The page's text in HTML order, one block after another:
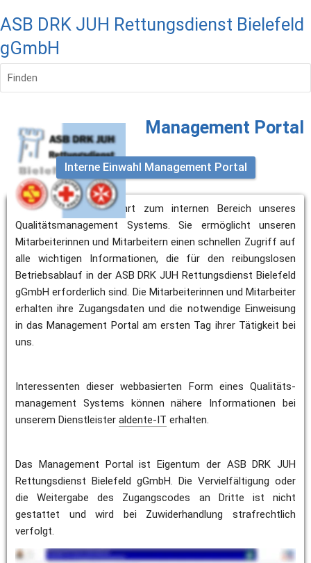
ASB DRK JUH Rettungsdienst Bielefeld
gGmbH
Finden
Management Portal
Interne Einwahl Management Portal
Die obige Einwahl führt zum internen Bereich unseres
Qualitätsmanagement Systems. Sie ermöglicht unseren
Mitarbeiterinnen und Mitarbeitern einen schnellen Zugriff auf
alle wichtigen Informationen, die für den reibungslosen
Betriebsablauf in der ASB DRK JUH Rettungsdienst Bielefeld
gGmbH erforderlich sind. Die Mitarbeiterinnen und Mitarbeiter
erhalten ihre Zugangsdaten und die notwendige Einweisung
in das Management Portal am ersten Tag ihrer Tätigkeit bei
uns.
Interessenten dieser webbasierten Form eines Qualitäts-
management Systems können nähere Informationen bei
unserem Dienstleister aldente-IT erhalten.
Das Management Portal ist Eigentum der ASB DRK JUH
Rettungsdienst Bielefeld gGmbH. Die Vervielfältigung oder
die Weitergabe des Zugangscodes an Dritte ist nicht
gestattet und wird bei Zuwiderhandlung strafrechtlich
verfolgt.